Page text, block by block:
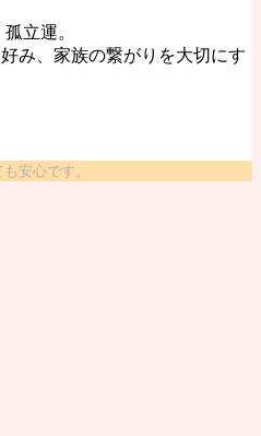
立運。
み、家族の繋がりを大切にす
安心です。